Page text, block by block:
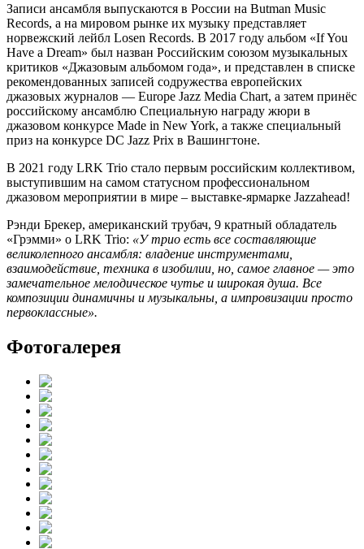
Записи ансамбля выпускаются в России на Butman Music
Records, а на мировом рынке их музыку представляет
норвежский лейбл Losen Records. В 2017 году альбом «If You
Have a Dream» был назван Российским союзом музыкальных
критиков «Джазовым альбомом года», и представлен в списке
рекомендованных записей содружества европейских
джазовых журналов — Europe Jazz Media Chart, а затем принёс
российскому ансамблю Специальную награду жюри в
джазовом конкурсе Made in New York, а также специальный
приз на конкурсе DC Jazz Prix в Вашингтоне.
В 2021 году LRK Trio стало первым российским коллективом,
выступившим на самом статусном профессиональном
джазовом мероприятии в мире – выставке-ярмарке Jazzahead!
Рэнди Брекер, американский трубач, 9 кратный обладатель
«Грэмми» о LRK Trio: «У трио есть все составляющие
великолепного ансамбля: владение инструментами,
взаимодействие, техника в изобилии, но, самое главное — это
замечательное мелодическое чутье и широкая душа. Все
композиции динамичны и музыкальны, а импровизации просто
первоклассные».
Фотогалерея